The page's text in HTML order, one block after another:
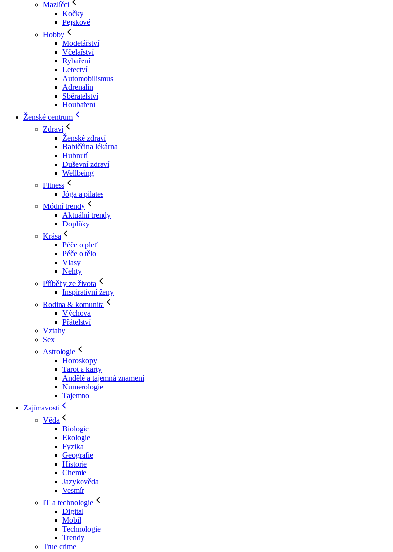
Mazlíčci
Kočky
Pejskové
Hobby
Modelářství
Včelařství
Rybaření
Letectví
Automobilismus
Adrenalin
Sběratelství
Houbaření
Ženské centrum
Zdraví
Ženské zdraví
Babiččina lékárna
Hubnutí
Duševní zdraví
Wellbeing
Fitness
Jóga a pilates
Módní trendy
Aktuální trendy
Doplňky
Krása
Péče o pleť
Péče o tělo
Vlasy
Nehty
Příběhy ze života
Inspirativní ženy
Rodina & komunita
Výchova
Přátelství
Vztahy
Sex
Astrologie
Horoskopy
Tarot a karty
Andělé a tajemná znamení
Numerologie
Tajemno
Zajímavosti
Věda
Biologie
Ekologie
Fyzika
Geografie
Historie
Chemie
Jazykověda
Vesmír
IT a technologie
Digital
Mobil
Technologie
Trendy
True crime